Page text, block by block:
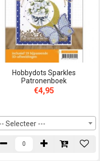
Hobbydots Sparkles
Patronenboek
€4,95
Selecteer ---